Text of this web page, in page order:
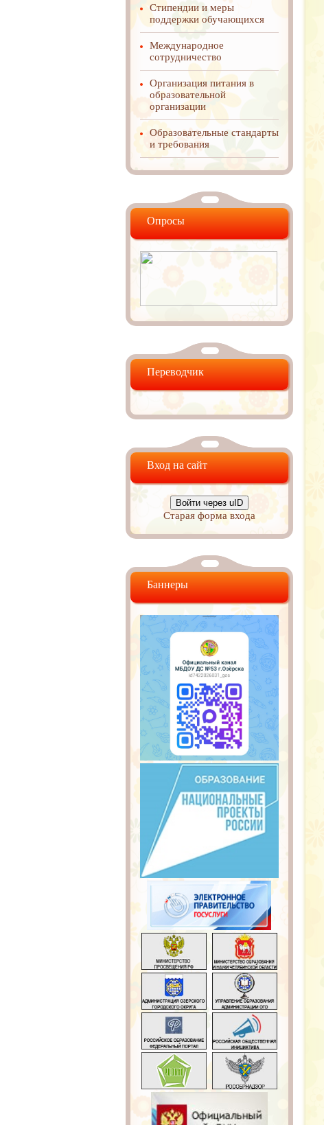
Стипендии и меры
поддержки обучающихся
Международное
cотрудничество
Организация питания в
образовательной
организации
Образовательные стандарты
и требования
Опросы
Переводчик
Вход на сайт
Войти через uID
Старая форма входа
Баннеры